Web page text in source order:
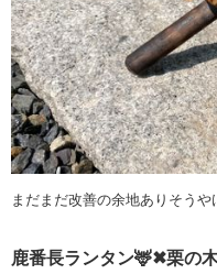
まだまだ改善の余地ありそうや
鹿番長ランタン🦌✖︎栗の